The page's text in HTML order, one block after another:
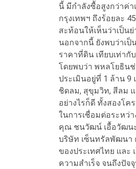
นี้ มีกำลังซื้อสูงกว่าค่า
กรุงเทพฯ ถึงร้อยละ
สะท้อนให้เห็นว่าเป็น
นอกจากนี้ ยังพบว่าเ
ราคาที่ดิน เทียบเท่ากั
โดยพบว่า พหลโยธิน
ประเมินอยู่ที่ 1 ล้าน 9
ชิดลม, สุขุมวิท, สีลม
อย่างไรก็ดี ทั้งสองโค
ในการเชื่อมต่อระหว่
คุณ ชนวัฒน์ เอื้อวัฒน
บริษัท เซ็นทรัลพัฒนา
ของประเทศไทย และ
ความสำเร็จ จนถึงปัจ